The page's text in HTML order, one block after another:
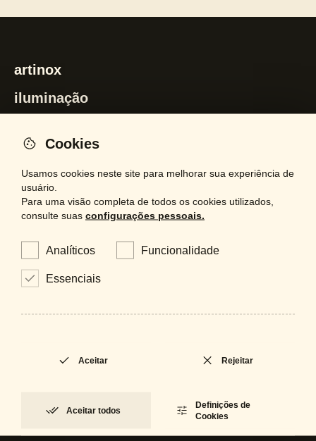
artinox
iluminação
projetos
bespoke
contactos
acabamentos
Cookies
Usamos cookies neste site para melhorar sua experiência de
usuário.
Para uma visão completa de todos os cookies utilizados,
consulte suas configurações pessoais.
Analíticos Funcionalidade
Essenciais
Aceitar Rejeitar
Aceitar todos
Definições de
Cookies